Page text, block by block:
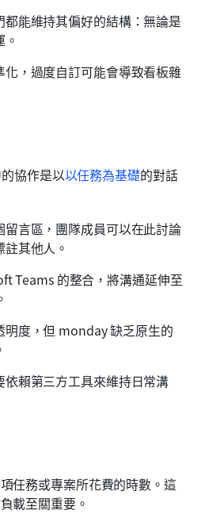
都能維持其偏好的結構：無論是
化，過度自訂可能會導致看板雜
協作是以以任務為基礎的對話
言區，團隊成員可以在此討論
其他人。
Teams 的整合，將溝通延伸至
明度，但 monday 缺乏原生的
依賴第三方工具來維持日常溝
任務或專案所花費的時數。這
載至關重要。